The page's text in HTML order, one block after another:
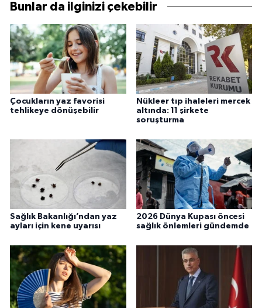
Bunlar da ilginizi çekebilir
Çocukların yaz favorisi
tehlikeye dönüşebilir
Nükleer tıp ihaleleri mercek
altında: 11 şirkete
soruşturma
Sağlık Bakanlığı’ndan yaz
ayları için kene uyarısı
2026 Dünya Kupası öncesi
sağlık önlemleri gündemde